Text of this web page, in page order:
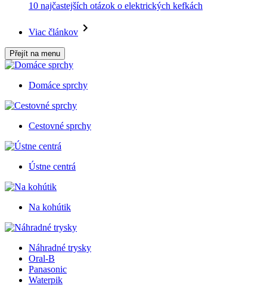
10 najčastejších otázok o elektrických kefkách
Viac článkov
Přejít na menu
Domáce sprchy
Cestovné sprchy
Ústne centrá
Na kohútik
Náhradné trysky
Oral-B
Panasonic
Waterpik